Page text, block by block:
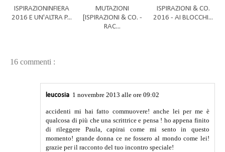
ISPIRAZIONINFIERA
2016 E UN'ALTRA P...
MUTAZIONI
[ISPIRAZIONI & CO. -
RAC...
ISPIRAZIONI & CO.
2016 - AI BLOCCHI...
16 commenti :
leucosia 1 novembre 2013 alle ore 09:02
accidenti mi hai fatto commuovere! anche lei per me è
qualcosa di più che una scrittrice e pensa ! ho appena finito
di rileggere Paula, capirai come mi sento in questo
momento! grande donna ce ne fossero al mondo come lei!
grazie per il racconto del tuo incontro speciale!